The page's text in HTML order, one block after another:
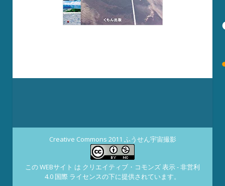
Creative Commons 2011 ふうせん宇宙撮影
この WEBサイト は クリエイティブ・コモンズ 表示 - 非営利
4.0 国際 ライセンスの下に提供されています。